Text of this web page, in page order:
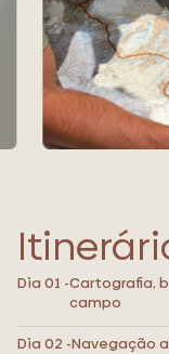
Dia 01 -Cartografia,
campo
Dia 02 -Navegação